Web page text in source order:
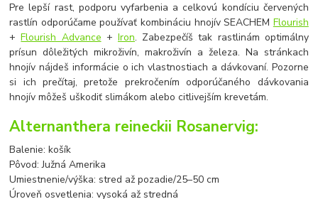
Pre lepší rast, podporu vyfarbenia a celkovú kondíciu červených
rastlín odporúčame používať kombináciu hnojív SEACHEM Flourish
+Flourish Advance + Iron. Zabezpečíš tak rastlinám optimálny
prísun dôležitých mikroživín, makroživín a železa. Na stránkach
hnojív nájdeš informácie o ich vlastnostiach a dávkovaní. Pozorne
si ich prečítaj, pretože prekročením odporúčaného dávkovania
hnojív môžeš uškodiť slimákom alebo citlivejším krevetám.
Alternanthera reineckii Rosanervig:
Balenie: košík
Pôvod: Južná Amerika
Umiestnenie/výška: stred až pozadie/25–50 cm
Úroveň osvetlenia: vysoká až stredná